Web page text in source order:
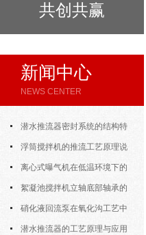
共创共赢
新闻中心
NEWS CENTER
潜水推流器密封系统的结构特
点与渗漏故障处理
浮筒搅拌机的推流工艺原理说
明 离心式曝气机在低温环境下的
运行特性与防冻措施
絮凝池搅拌机立轴底部轴承的
密封防水与免维护设计
硝化液回流泵在氧化沟工艺中
的布置位置对回流效果的影响
潜水推流器的工艺原理与应用